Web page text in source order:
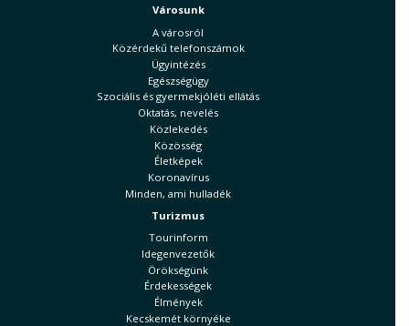
Városunk
A városról
Közérdekű telefonszámok
Ügyintézés
Egészségügy
Szociális és gyermekjóléti ellátás
Oktatás, nevelés
Közlekedés
Közösség
Életképek
Koronavírus
Minden, ami hulladék
Turizmus
Tourinform
Idegenvezetők
Örökségünk
Érdekességek
Élmények
Kecskemét környéke